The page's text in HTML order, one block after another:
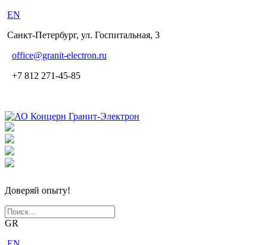
EN
Санкт-Петербург, ул. Госпитальная, 3
office@granit-electron.ru
+7 812 271-45-85
Доверяй опыту!
GR